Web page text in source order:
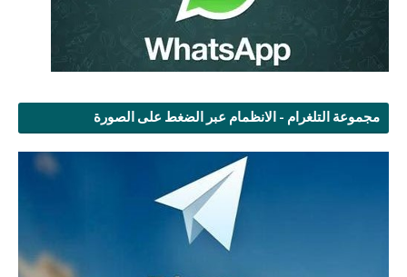
مجموعة التلغرام - الانظمام عبر الضغط على الصورة